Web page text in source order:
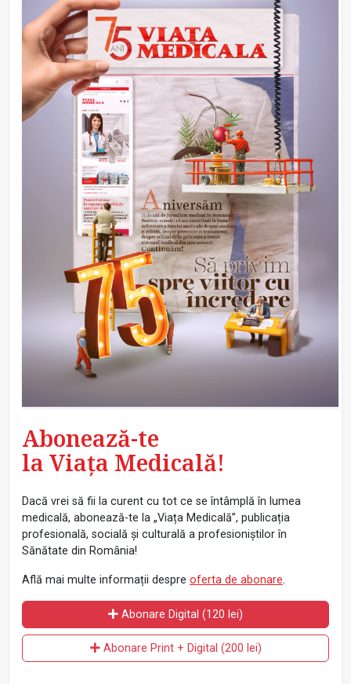
Abonează-te
la Viața Medicală!
Dacă vrei să fii la curent cu tot ce se întâmplă în lumea
medicală, abonează-te la „Viața Medicală”, publicația
profesională, socială și culturală a profesioniștilor în
Sănătate din România!
Află mai multe informații despre oferta de abonare.
Abonare Digital (120 lei)
Abonare Print + Digital (200 lei)